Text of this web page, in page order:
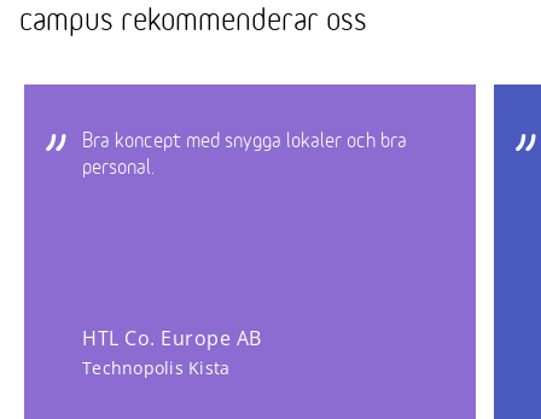
campus rekommenderar oss
Bra koncept med snygga lokaler och bra
personal.
HTL Co. Europe AB
Technopolis Kista